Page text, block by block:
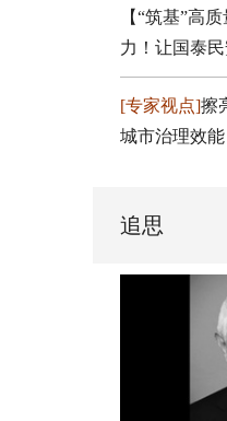
【“筑基”高
力！让国泰
[专家视点]擦
城市治理效能
追思